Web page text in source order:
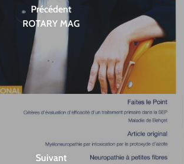
Précédent
ROTARY MAG
Suivant